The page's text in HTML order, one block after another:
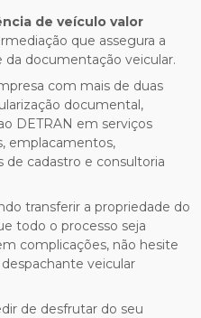
de veículo valor
que assegura a
da documentação veicular.
com mais de duas
documental,
DETRAN em serviços
emplacamentos,
de cadastro e consultoria
transferir a propriedade do
todo o processo seja
complicações, não hesite
veicular
de desfrutar do seu